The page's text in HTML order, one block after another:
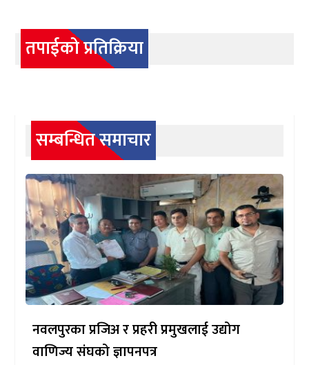
तपाईको प्रतिक्रिया
सम्बन्धित समाचार
नवलपुरका प्रजिअ र प्रहरी प्रमुखलाई उद्योग
वाणिज्य संघको ज्ञापनपत्र